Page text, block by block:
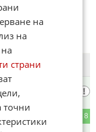
8
на
на
страни
точни